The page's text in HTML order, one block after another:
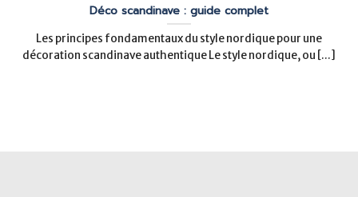
Déco scandinave : guide complet
Les principes fondamentaux du style nordique pour une
décoration scandinave authentique Le style nordique, ou [...]